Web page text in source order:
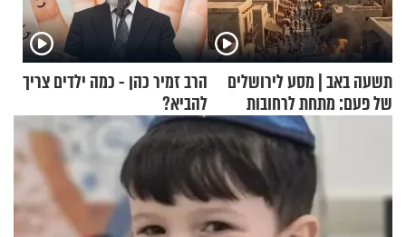
תשעה באב | מסע לירושלים
של פעם: מתחת לרחובות
הרב זמיר כהן - כמה ילדים צריך
להביא?